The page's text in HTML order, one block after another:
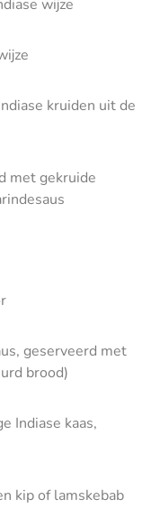
wijze
kruiden uit de
met gekruide
geserveerd met
brood)
Indiase kaas,
kip of lamskebab